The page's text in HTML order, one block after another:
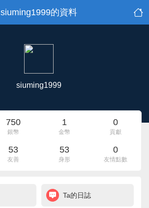
siuming1999的資料
siuming1999
750
銀幣
1
金幣
0
貢獻
53
友善
53
身形
0
友情點數
Ta的日誌